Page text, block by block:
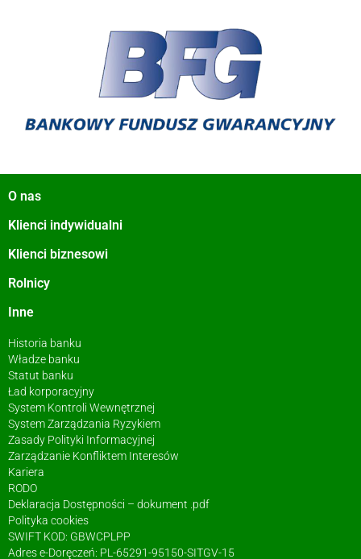
O nas
Klienci indywidualni
Klienci biznesowi
Rolnicy
Inne
Historia banku
Władze banku
Statut banku
Ład korporacyjny
System Kontroli Wewnętrznej
System Zarządzania Ryzykiem
Zasady Polityki Informacyjnej
Zarządzanie Konfliktem Interesów
Kariera
RODO
Deklaracja Dostępności – dokument .pdf
Polityka cookies
SWIFT KOD: GBWCPLPP
Adres e-Doręczeń: PL-65291-95150-SITGV-15